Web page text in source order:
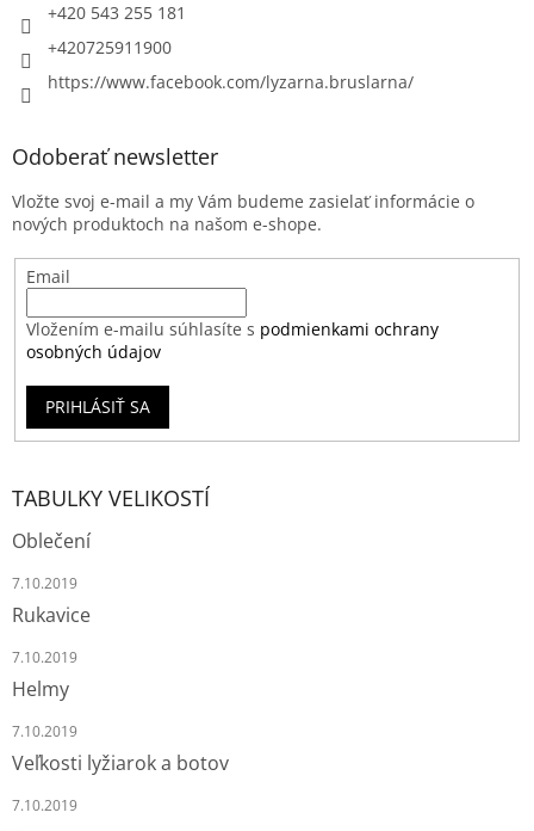
+420 543 255 181
+420725911900
https://www.facebook.com/lyzarna.bruslarna/
Odoberať newsletter
Vložte svoj e-mail a my Vám budeme zasielať informácie o
nových produktoch na našom e-shope.
Email
Vložením e-mailu súhlasíte s podmienkami ochrany
osobných údajov
PRIHLÁSIŤ SA
TABULKY VELIKOSTÍ
Oblečení
7.10.2019
Rukavice
7.10.2019
Helmy
7.10.2019
Veľkosti lyžiarok a botov
7.10.2019